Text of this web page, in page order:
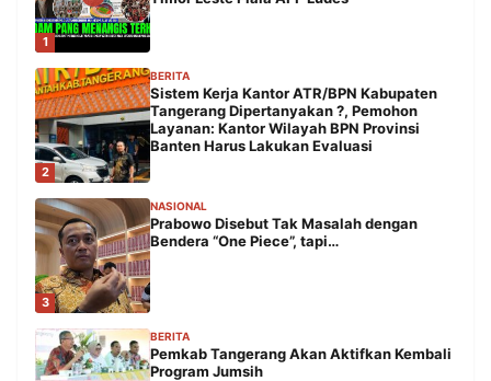
1
2
BERITA
Sistem Kerja Kantor ATR/BPN Kabupaten
Tangerang Dipertanyakan ?, Pemohon
Layanan: Kantor Wilayah BPN Provinsi
Banten Harus Lakukan Evaluasi
3
NASIONAL
Prabowo Disebut Tak Masalah dengan
Bendera “One Piece”, tapi…
BERITA
Pemkab Tangerang Akan Aktifkan Kembali
Program Jumsih